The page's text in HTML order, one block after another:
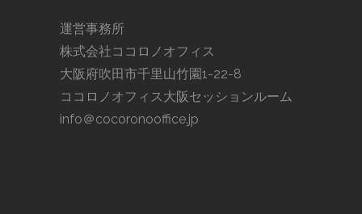
運営事務所
株式会社ココロノオフィス
大阪府吹田市千里山竹園1-22-8
ココロノオフィス大阪セッションルーム
info＠cocoronooffice.jp